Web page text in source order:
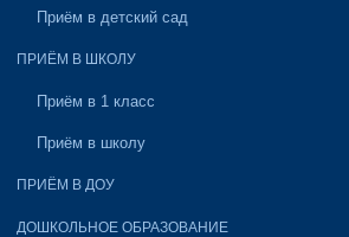
Приём в детский сад
ПРИЁМ В ШКОЛУ
Приём в 1 класс
Приём в школу
ПРИЁМ В ДОУ
ДОШКОЛЬНОЕ ОБРАЗОВАНИЕ